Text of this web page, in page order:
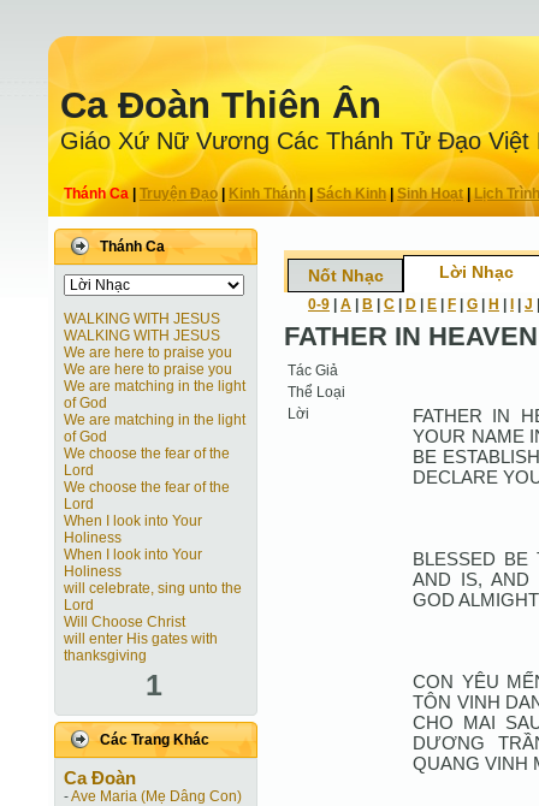
Ca Ðoàn Thiên Ân
Giáo Xứ Nữ Vương Các Thánh Tử Ðạo Việt
Thánh Ca Truyện Ðạo| Kinh Thánh Sách Kinh|Sinh Hoạt| Lịch Trình
Thánh Ca
WALKING WITH JESUS
WALKING WITH JESUS
We are here to praise you
We are here to praise you
We are matching in the light
of God
We are matching in the light
of God
We choose the fear of the
Lord
We choose the fear of the
Lord
When I look into Your
Holiness
When I look into Your
Holiness
will celebrate, sing unto the
Lord
Will Choose Christ
will enter His gates with
thanksgiving
1
Các Trang Khác
Ca Ðoàn
-Ave Maria (Mẹ Dâng Con)
Nốt Nhạc Lời Nhạc
0-9 A B C D E F G H J
FATHER IN HEAVEN
Tác Giả
Thể Loại
Lời
FATHER IN
YOUR NAME
BE
DECLARE
BLESSED BE
AND IS, AND
GOD
CON YÊU
TÔN VINH
CHO MAI
DƯƠNG
QUANG VINH